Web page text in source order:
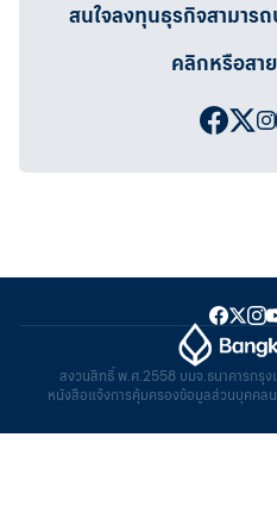
สนใจลงทุนธุรกิจสามาร
คลิกหรือสา
สงวนสิทธิ์ พ.ศ.2558 บมจ.ธนาคารกรุง
หนังสือแจ้งการคุ้มครองข้อมูลส่วนบุคคล